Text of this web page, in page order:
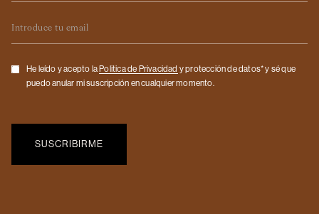
Checkbox
He leído y acepto la Politica de Privacidad y protección de datos* y sé que
puedo anular mi suscripción en cualquier momento.